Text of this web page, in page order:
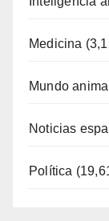
Medicina
Mundo animal
Noticias
Política